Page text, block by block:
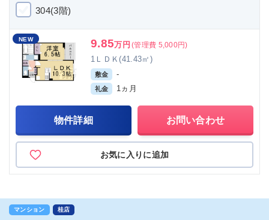
304(3階)
NEW 9.85万円 (管理費 5,000円)
1ＬＤＫ(41.43㎡)
敷金 -
礼金 1ヵ月
物件詳細 お問い合わせ
お気に入りに追加
マンション 桂店